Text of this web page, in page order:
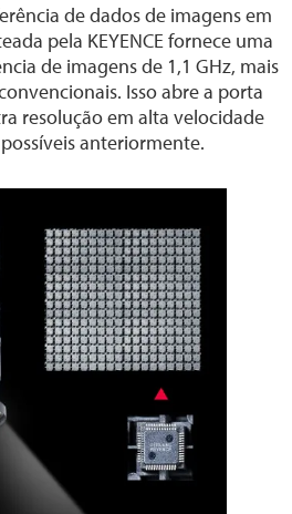
de dados de imagens em
pela KEYENCE fornece uma
de imagens de 1,1 GHz, mais
Isso abre a porta
resolução em alta velocidade
anteriormente.